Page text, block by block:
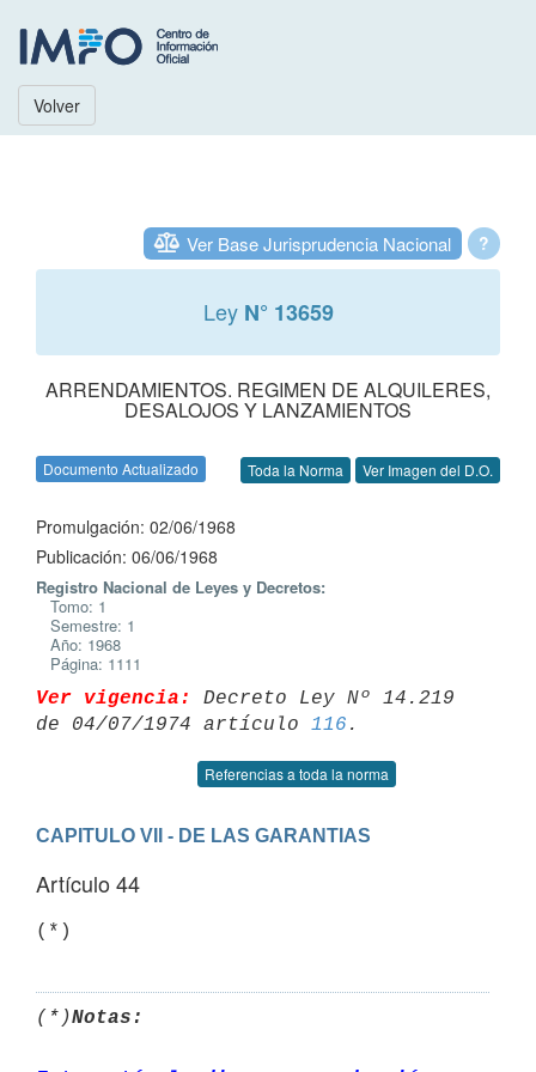
Volver
?
Ver Base Jurisprudencia Nacional
Ley N° 13659
ARRENDAMIENTOS. REGIMEN DE ALQUILERES,
DESALOJOS Y LANZAMIENTOS
Documento Actualizado Toda la Norma Ver Imagen del D.O.
Promulgación: 02/06/1968
Publicación: 06/06/1968
Registro Nacional de Leyes y Decretos:
Tomo: 1
Semestre: 1
Año: 1968
Página: 1111
Ver vigencia:
Decreto Ley Nº 14.219
de 04/07/1974 artículo 116
Referencias a toda la norma
CAPITULO VII - DE LAS GARANTIAS
Artículo 44
(*)
(*)Notas: